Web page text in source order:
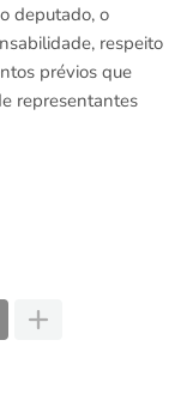
deputado, o
respeito
prévios que
representantes